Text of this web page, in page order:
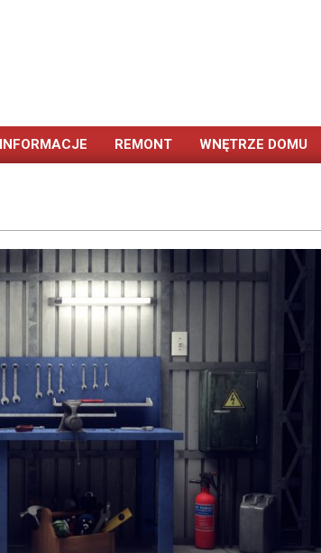
Primary
INFORMACJE REMONT WNĘTRZE DOMU